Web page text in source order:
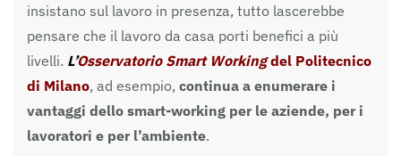
insistano sul lavoro in presenza, tutto lascerebbe
pensare che il lavoro da casa porti benefici a più
livelli. L’Osservatorio Smart Workingdel Politecnico
di Milano, ad esempio, continua a enumerare i
vantaggi dello smart-working per le aziende, per i
lavoratori e per l’ambiente.